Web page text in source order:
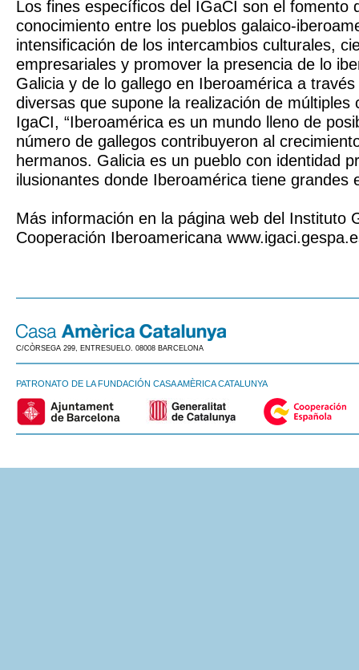
Los fines específicos del IGaCI son el fomento
conocimiento entre los pueblos galaico-
intensificación de los intercambios culturales,
empresariales y promover la presencia de lo
Galicia y de lo gallego en Iberoamérica a
diversas que supone la realización de múltiples
IgaCI, “Iberoamérica es un mundo lleno de
número de gallegos contribuyeron al
hermanos. Galicia es un pueblo con identidad
ilusionantes donde Iberoamérica tiene grandes
Más información en la página web del Instituto
Cooperación Iberoamericana
C/CÒRSEGA 299, ENTRESUELO. 08008 BARCELONA
PATRONATO DE LA FUNDACIÓN CASA AMÈRICA CATALUNYA